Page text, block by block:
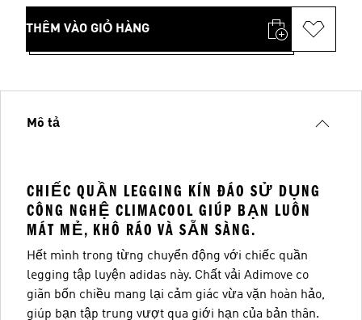
THÊM VÀO GIỎ HÀNG
Mô tả
CHIẾC QUẦN LEGGING KÍN ĐÁO SỬ DỤNG
CÔNG NGHỆ CLIMACOOL GIÚP BẠN LUÔN
MÁT MẺ, KHÔ RÁO VÀ SẴN SÀNG.
Hết mình trong từng chuyển động với chiếc quần
legging tập luyện adidas này. Chất vải Adimove co
giãn bốn chiều mang lại cảm giác vừa vặn hoàn hảo,
giúp bạn tập trung vượt qua giới hạn của bản thân.